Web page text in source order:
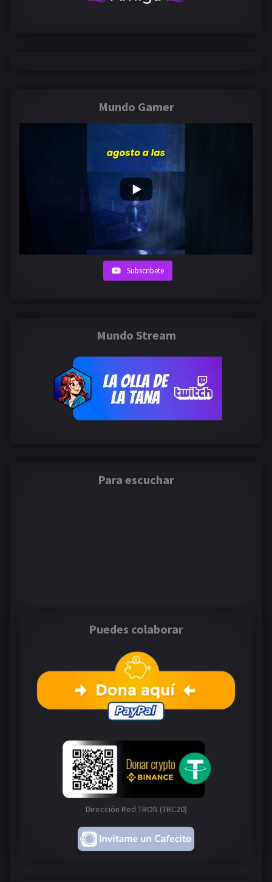
Mundo Gamer
Subscribete
Mundo Stream
Para escuchar
Puedes colaborar
Dirección Red TRON (TRC20)